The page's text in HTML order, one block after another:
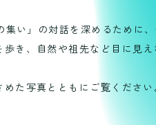
い」の対話を深めるために
き、自然や祖先など目に見
た写真とともにご覧ください